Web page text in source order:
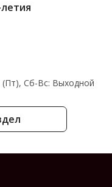
(Пт), Cб-Вс: Выходной